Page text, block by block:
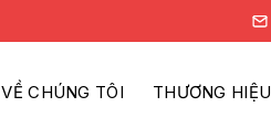
VỀ CHÚNG TÔI THƯƠNG HIỆU